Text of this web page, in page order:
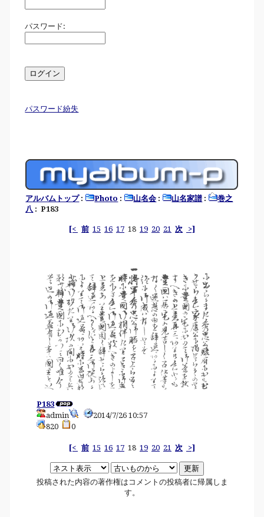
パスワード:
パスワード紛失
アルバムトップ: Photo : 山名会 : 山名家譜 :
巻之
八 : P183
[< 前 15 16 17 18 19 20 21 次 >]
P183
admin
2014/7/26 10:57
820
0
[< 前 15 16 17 18 19 20 21 次 >]
投稿された内容の著作権はコメントの投稿者に帰属しま
す。